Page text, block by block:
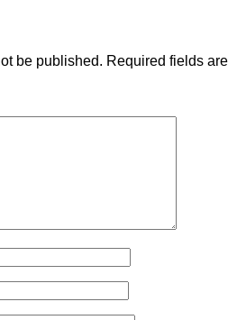
be published. Required fields are